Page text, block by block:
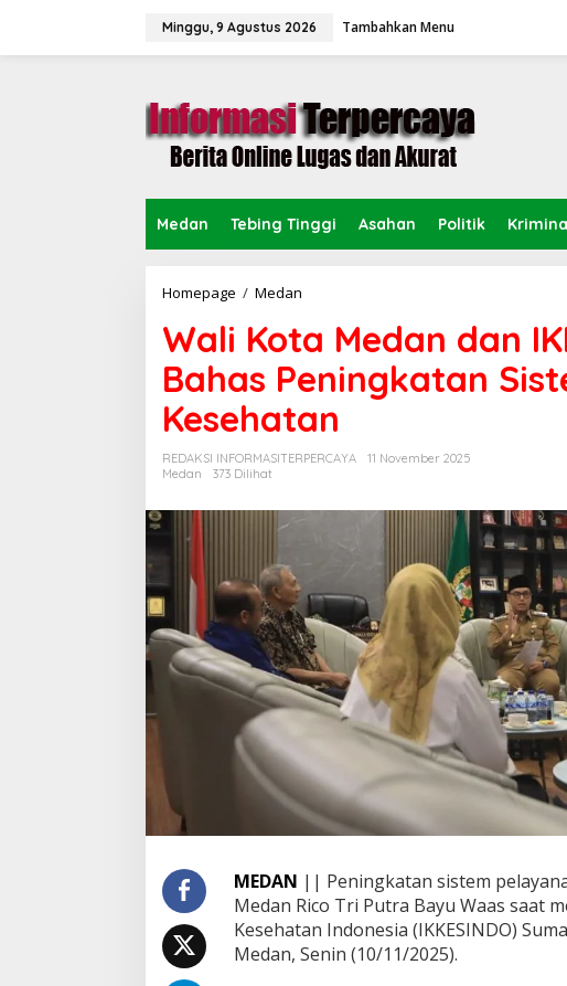
Minggu, 9 Agustus 2026 Tambahkan Menu
Medan Tebing Tinggi Asahan Politik
Homepage / Medan
l
i
K
o
t
a
M
a
a
n
K
K
E
S
I
O
S
u
m
B
a
h
a
Wali Kota Medan dan
Bahas Peningkatan
Kesehatan
REDAKSI INFORMASITERPERCAYA
11 November 2025
Medan
373 Dilihat
MEDAN || Peningkatan sistem
Medan Rico Tri Putra Bayu Waas saat
Kesehatan Indonesia (IKKESINDO)
Medan, Senin (10/11/2025).